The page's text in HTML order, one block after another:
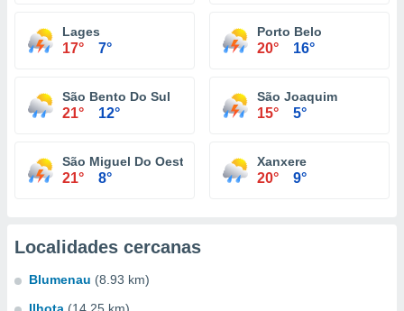
Lages
17° 7°
Porto Belo
20° 16°
São Bento Do Sul
21° 12°
São Joaquim
15° 5°
São Miguel Do Oeste
21° 8°
Xanxere
20° 9°
Localidades cercanas
Blumenau (8.93 km)